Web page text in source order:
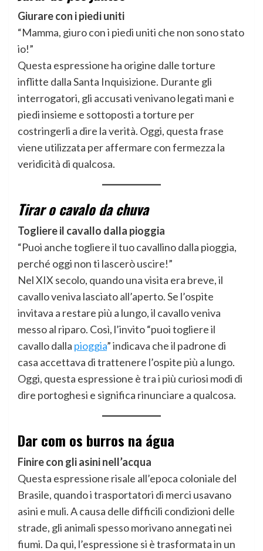
Giurare con i piedi uniti
“Mamma, giuro con i piedi uniti che non sono stato
io!”
Questa espressione ha origine dalle torture
inflitte dalla Santa Inquisizione. Durante gli
interrogatori, gli accusati venivano legati mani e
piedi insieme e sottoposti a torture per
costringerli a dire la verità. Oggi, questa frase
viene utilizzata per affermare con fermezza la
veridicità di qualcosa.
Tirar o cavalo da chuva
Togliere il cavallo dalla pioggia
“Puoi anche togliere il tuo cavallino dalla pioggia,
perché oggi non ti lascerò uscire!”
Nel XIX secolo, quando una visita era breve, il
cavallo veniva lasciato all’aperto. Se l’ospite
invitava a restare più a lungo, il cavallo veniva
messo al riparo. Così, l’invito “puoi togliere il
cavallo dalla pioggia” indicava che il padrone di
casa accettava di trattenere l’ospite più a lungo.
Oggi, questa espressione è tra i più curiosi modi di
dire portoghesi e significa rinunciare a qualcosa.
Dar com os burros na água
Finire con gli asini nell’acqua
Questa espressione risale all’epoca coloniale del
Brasile, quando i trasportatori di merci usavano
asini e muli. A causa delle difficili condizioni delle
strade, gli animali spesso morivano annegati nei
fiumi. Da qui, l’espressione si è trasformata in un